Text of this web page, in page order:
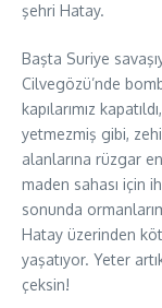
şehri Hatay.
Başta Suriye
Cilvegözü’nde
kapılarımız
yetmezmiş gibi,
alanlarına rüzgar
maden sahası için
sonunda
Hatay üzerinden
yaşatıyor. Yeter
çeksin!